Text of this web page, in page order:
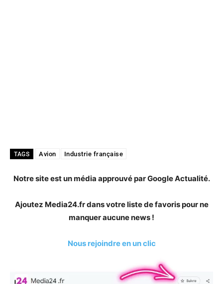
TAGS Avion Industrie française
Notre site est un média approuvé par Google Actualité.
Ajoutez Media24.fr dans votre liste de favoris pour ne
manquer aucune news !
Nous rejoindre en un clic